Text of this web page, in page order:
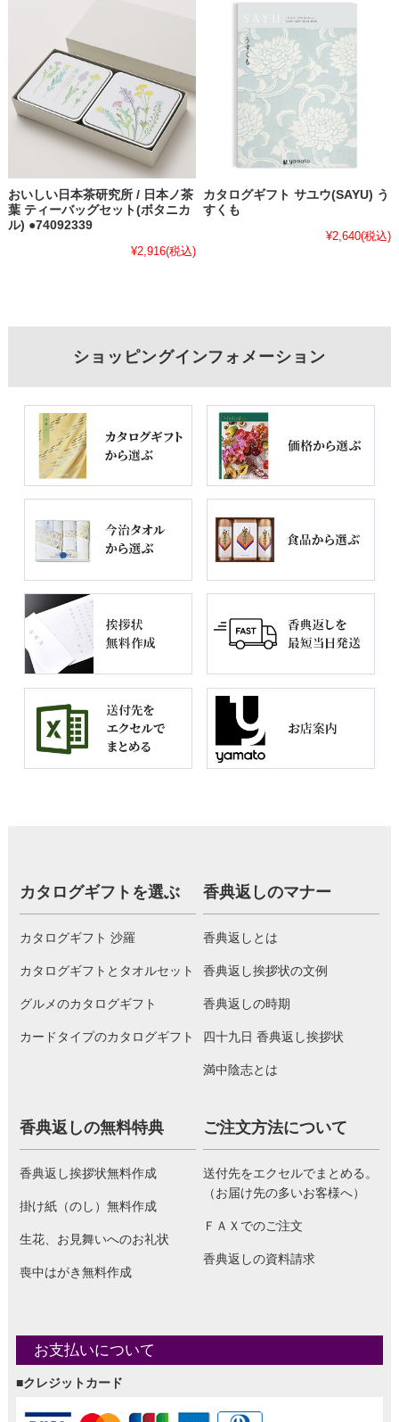
おいしい日本茶研究所 / 日本ノ茶
葉 ティーバッグセット(ボタニカ
ル) ●74092339
¥2,916(税込)
カタログギフト サユウ(SAYU) う
すくも
¥2,640(税込)
ショッピングインフォメーション
カタログギフトを選ぶ
カタログギフト 沙羅
カタログギフトとタオルセット
グルメのカタログギフト
カードタイプのカタログギフト
香典返しのマナー
香典返しとは
香典返し挨拶状の文例
香典返しの時期
四十九日 香典返し挨拶状
満中陰志とは
香典返しの無料特典
香典返し挨拶状無料作成
掛け紙（のし）無料作成
生花、お見舞いへのお礼状
喪中はがき無料作成
ご注文方法について
送付先をエクセルでまとめる。
（お届け先の多いお客様へ）
ＦＡＸでのご注文
香典返しの資料請求
お支払いについて
■クレジットカード